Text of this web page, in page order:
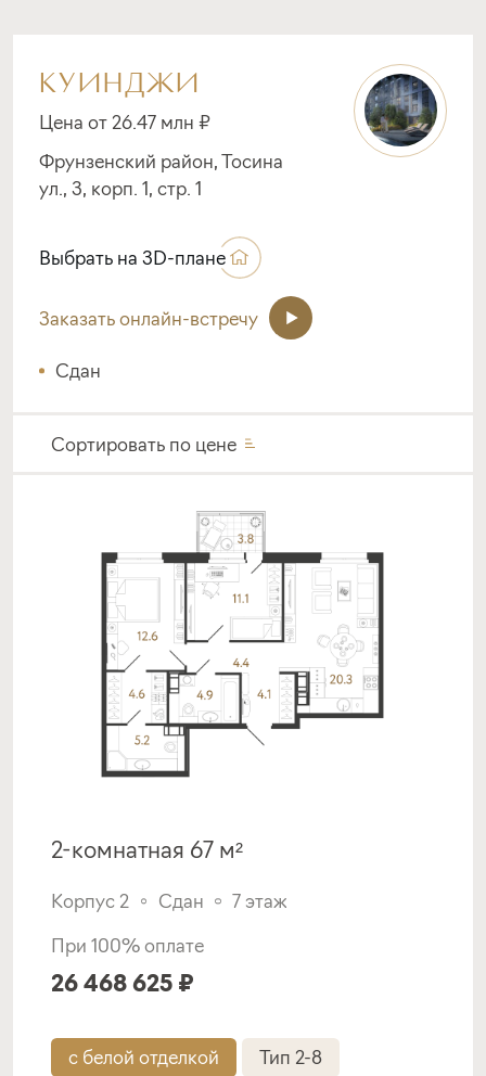
КУИНДЖИ
Цена от 26.47 млн ₽
Фрунзенский район, Тосина
ул., 3, корп. 1, стр. 1
Выбрать на 3D-плане
Заказать онлайн-встречу
Сдан
Сортировать по цене
2-комнатная 67 м²
Корпус 2 Сдан
7 этаж
При 100% оплате
26 468 625 ₽
с белой отделкой
Тип 2-8